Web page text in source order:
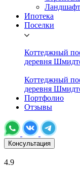
Ипотека
Поселки
Коттеджный
деревня
Коттеджный
деревня
Портфолио
Отзывы
Консультация
4.9